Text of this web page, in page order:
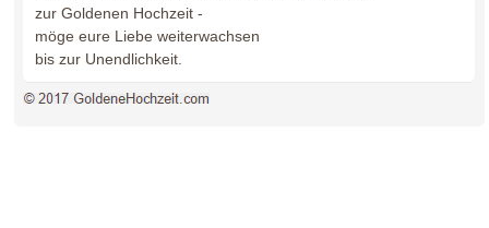
zur Goldenen Hochzeit -
möge eure Liebe weiterwachsen
bis zur Unendlichkeit.